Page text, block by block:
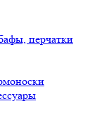
перчатки